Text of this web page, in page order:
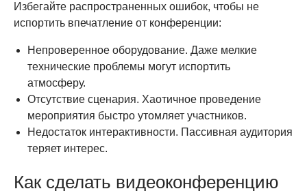
Избегайте распространенных ошибок, чтобы не
испортить впечатление от конференции:
Непроверенное оборудование. Даже мелкие
технические проблемы могут испортить
атмосферу.
Отсутствие сценария. Хаотичное проведение
мероприятия быстро утомляет участников.
Недостаток интерактивности. Пассивная аудитория
теряет интерес.
Как сделать видеоконференцию